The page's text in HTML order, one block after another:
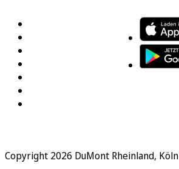
Copyright 2026 DuMont Rheinland, Köln